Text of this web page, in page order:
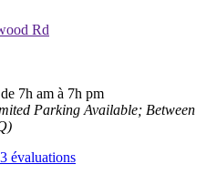
Rd
7h am à 7h pm
Parking Available; Between
évaluations